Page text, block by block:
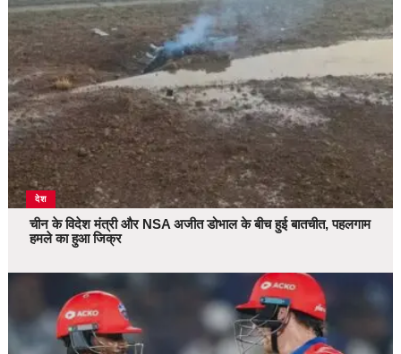
देश
चीन के विदेश मंत्री और NSA अजीत डोभाल के बीच हुई बातचीत, पहलगाम
हमले का हुआ जिक्र